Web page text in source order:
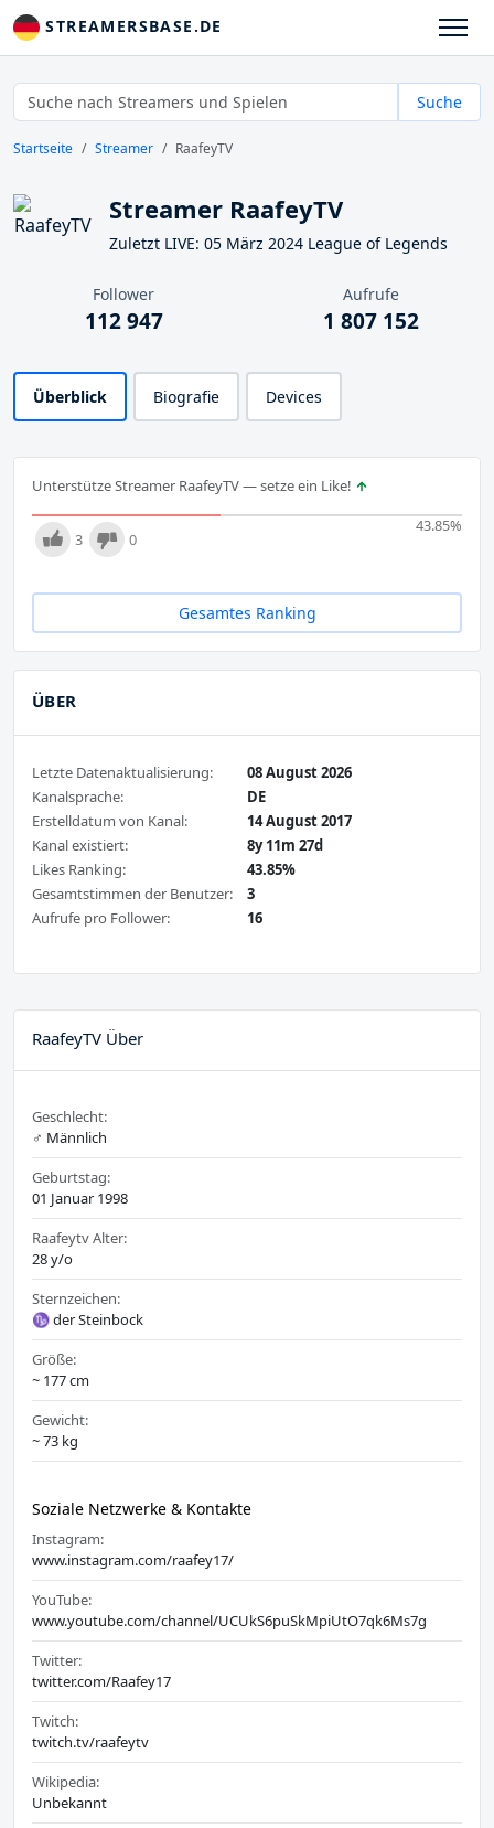
STREAMERSBASE.DE
Suche
Startseite Streamer RaafeyTV
Streamer RaafeyTV
Zuletzt LIVE: 05 März 2024 League of Legends
Follower
112 947
Aufrufe
1 807 152
Überblick Biografie Devices
Unterstütze Streamer RaafeyTV — setze ein Like!
43.85%
3 0
Gesamtes Ranking
ÜBER
Letzte Datenaktualisierung:
08 August 2026
Kanalsprache:
DE
Erstelldatum von Kanal:
14 August 2017
Kanal existiert:
8y 11m 27d
Likes Ranking:
43.85%
Gesamtstimmen der Benutzer:
3
Aufrufe pro Follower:
16
RaafeyTV Über
Geschlecht:
♂️ Männlich
Geburtstag:
01 Januar 1998
Raafeytv Alter:
28 y/o
Sternzeichen:
♑ der Steinbock
Größe:
~ 177 cm
Gewicht:
~ 73 kg
Soziale Netzwerke & Kontakte
Instagram:
www.instagram.com/raafey17/
YouTube:
www.youtube.com/channel/UCUkS6puSkMpiUtO7qk6Ms7g
Twitter:
twitter.com/Raafey17
Twitch:
twitch.tv/raafeytv
Wikipedia:
Unbekannt